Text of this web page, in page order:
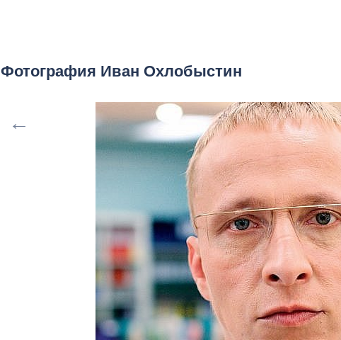
Фотография Иван Охлобыстин
←